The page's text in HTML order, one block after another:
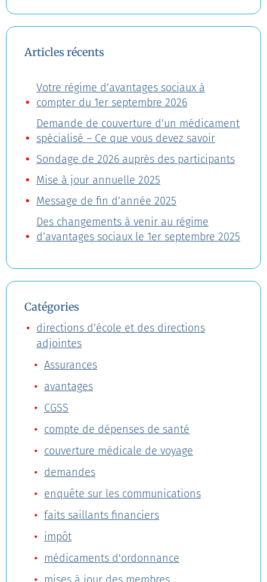
Articles récents
Votre régime d’avantages sociaux à
compter du 1er septembre 2026
Demande de couverture d’un médicament
spécialisé – Ce que vous devez savoir
Sondage de 2026 auprès des participants
Mise à jour annuelle 2025
Message de fin d’année 2025
Des changements à venir au régime
d’avantages sociaux le 1er septembre 2025
Catégories
directions d’école et des directions
adjointes
Assurances
avantages
CGSS
compte de dépenses de santé
couverture médicale de voyage
demandes
enquête sur les communications
faits saillants financiers
impôt
médicaments d'ordonnance
mises à jour des membres